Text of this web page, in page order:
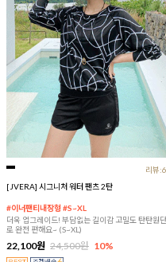
리뷰
[JVERA] 시그니처 워터 팬츠 2탄
#이너팬티내장형 #S~XL
더욱 업그레이드! 부담없는 길이감 고밀도 탄탄원
로 완전 편해요~ (S~XL)
22,100원 24,500원 10%